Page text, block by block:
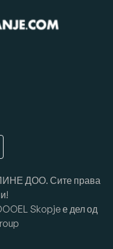
ДОО. Сите права
Skopje е дел од